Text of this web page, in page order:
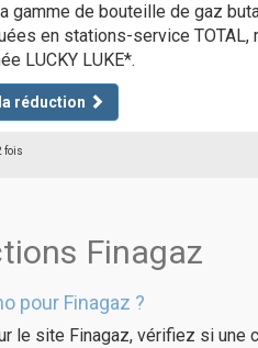
gamme de bouteille de gaz
en stations-service TOTAL,
LUCKY LUKE*.
réduction
fois
Finagaz
pour Finagaz ?
le site Finagaz, vérifiez si une